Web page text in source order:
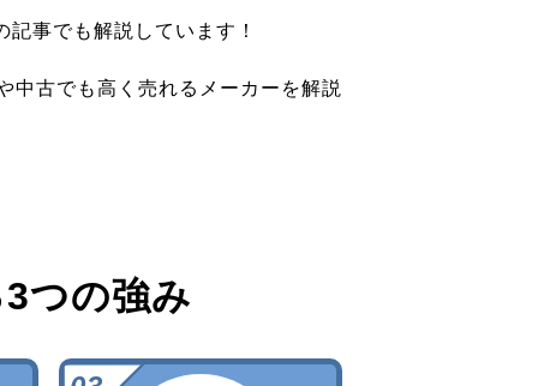
事でも解説しています！
中古でも高く売れるメーカーを解説
3つの強み